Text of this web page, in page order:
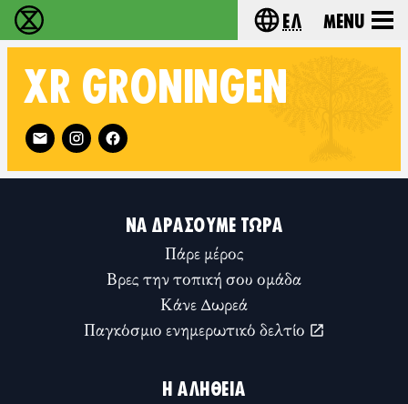
Extinction Rebellion - Home Choose your
Ελ Menu
XR GRONINGEN
Follow XR Groningen on
ΝΑ ΔΡΆΣΟΥΜΕ ΤΏΡΑ
Πάρε μέρος
Βρες την τοπική σου ομάδα
Κάνε Δωρεά
Παγκόσμιο ενημερωτικό δελτίο
Η ΑΛΉΘΕΙΑ